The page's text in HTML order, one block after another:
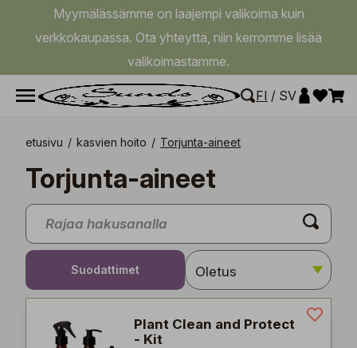
Myymälässämme on laajempi valikoima kuin
verkkokaupassa. Ota yhteyttä, niin kerromme lisää
valikoimastamme.
FI / SV
etusivu / kasvien hoito / Torjunta-aineet
Torjunta-aineet
Suodattimet
Plant Clean and Protect
- Kit